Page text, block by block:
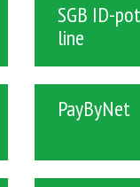
SGB ID-
line
PayByNet